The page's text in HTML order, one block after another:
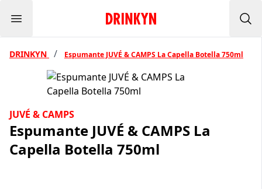
Menu Inicio Drinkyn
DRINKYN / Espumante JUVÉ & CAMPS La Capella Botella 750ml
JUVÉ & CAMPS
Espumante JUVÉ & CAMPS La
Capella Botella 750ml